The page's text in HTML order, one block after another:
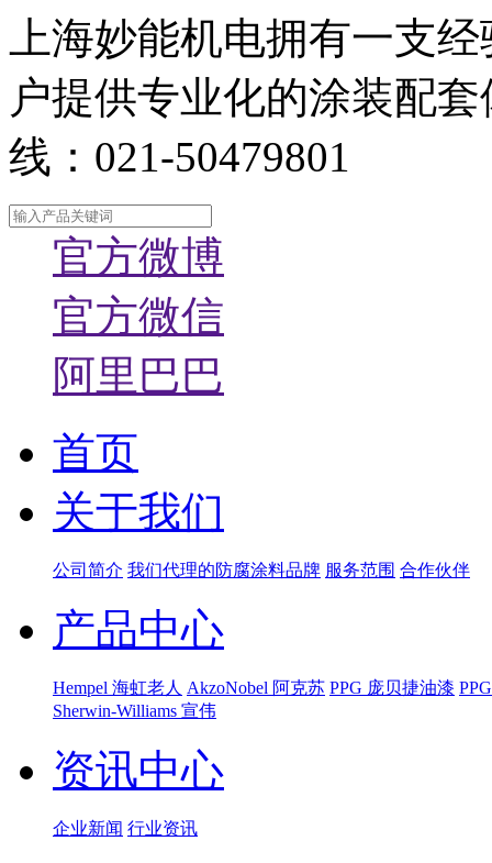
上海妙能机电拥有一支
户提供专业化的涂装配
线：021-50479801
官方微博
官方微信
阿里巴巴
首页
关于我们
公司简介 我们代理的防腐涂料品牌 服务范围 合作伙伴
产品中心
Hempel 海虹老人 AkzoNobel 阿克苏 PPG 庞贝捷油漆
Sherwin-Williams 宣伟
资讯中心
企业新闻 行业资讯